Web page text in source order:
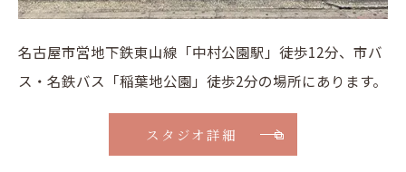
名古屋市営地下鉄東山線「中村公園駅」徒歩12分、市バ
ス・名鉄バス「稲葉地公園」徒歩2分の場所にあります。
スタジオ詳細